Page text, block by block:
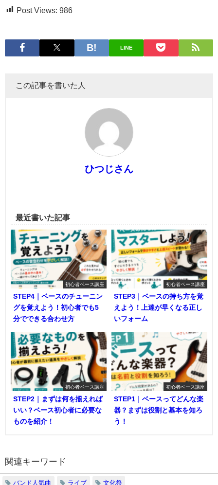
Post Views: 986
LINE
この記事を書いた人
ひつじさん
最近書いた記事
初心者ベース講座
STEP4｜ベースのチューニン
グを覚えよう！初心者でも5
分でできる合わせ方
初心者ベース講座
STEP3｜ベースの持ち方を覚
えよう！上達が早くなる正し
いフォーム
初心者ベース講座
STEP2｜まずは何を揃えれば
いい？ベース初心者に必要な
ものを紹介！
初心者ベース講座
STEP1｜ベースってどんな楽
器？まずは役割と基本を知ろ
う！
関連キーワード
バンド人気曲 ライブ 文化祭